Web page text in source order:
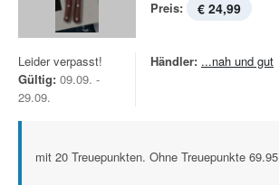
Preis: € 24,99
Leider verpasst!
Gültig: 09.09. -
29.09.
Händler: ...nah und gut
mit 20 Treuepunkten. Ohne Treuepunkte 69.95